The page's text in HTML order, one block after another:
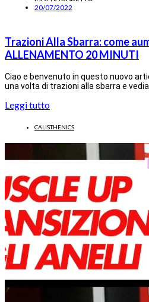
20/07/2022
Trazioni Alla Sbarra: come
ALLENAMENTO 20 MINUTI
Ciao e benvenuto in questo nuovo
una volta di trazioni alla sbarra e
Leggi tutto
CALISTHENICS